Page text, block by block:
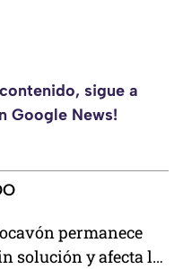
sigue a
Google News!
permanece
solución y afecta la